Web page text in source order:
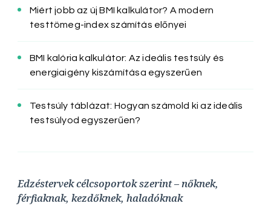
Miért jobb az új BMI kalkulátor? A modern
testtömeg-index számítás előnyei
BMI kalória kalkulátor: Az ideális testsúly és
energiaigény kiszámítása egyszerűen
Testsúly táblázat: Hogyan számold ki az ideális
testsúlyod egyszerűen?
Edzéstervek célcsoportok szerint – nőknek,
férfiaknak, kezdőknek, haladóknak